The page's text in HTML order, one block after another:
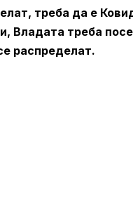
треба да е
Владата треба
распределат.